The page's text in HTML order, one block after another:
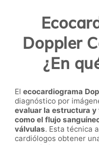
Doppler
¿En
El ecocardiograma
diagnóstico por
evaluar la estructura
como el flujo
válvulas. Esta técnica
cardiólogos obtener